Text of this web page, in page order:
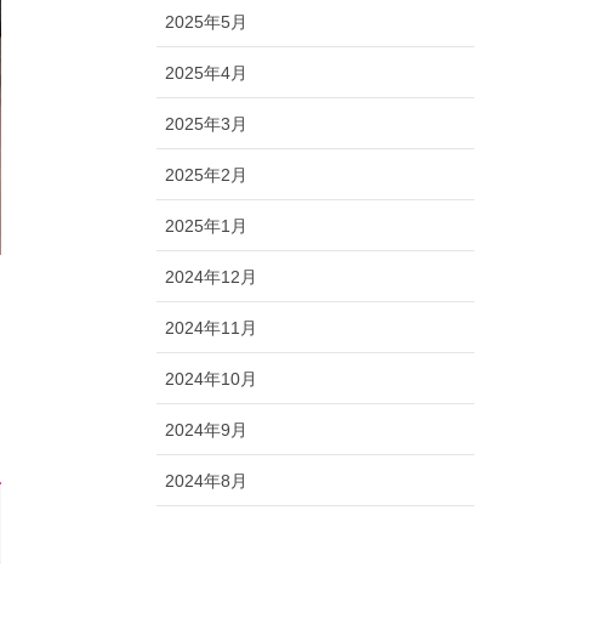
2025年5月
2025年4月
2025年3月
2025年2月
2025年1月
2024年12月
2024年11月
2024年10月
2024年9月
2024年8月